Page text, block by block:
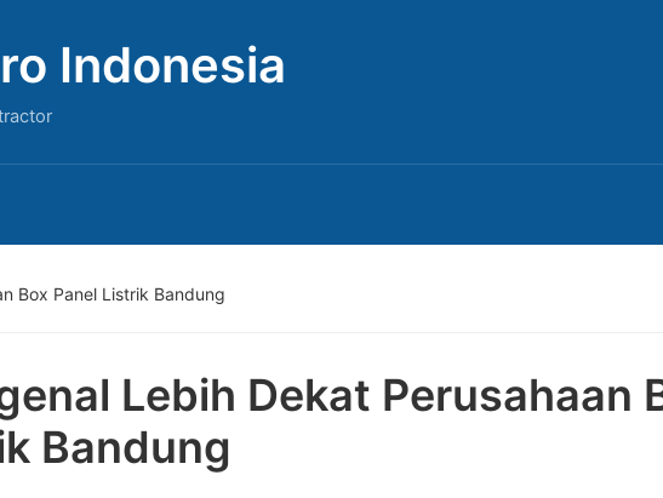
Indonesia
Box Panel Listrik Bandung
Lebih Dekat Perusahaan
Bandung